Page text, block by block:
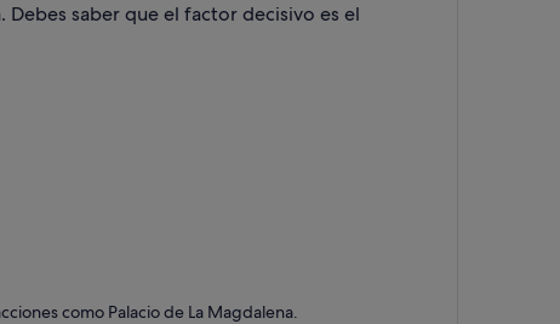
saber que el factor decisivo es el
como Palacio de La Magdalena.